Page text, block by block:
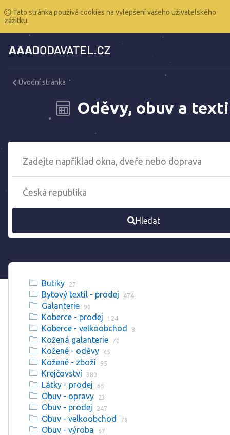
Tato stránka používá cookies na vylepšení vašeho uživatelského
zážitku.
Úvodní stránka
Oděvy, obuv a
Hledat
Butiky 27
Bytový textil - prodej 474
Galanterie 90
Koberce - prodej 124
Koberce - velkoobchod 8
Kožená galanterie 70
Kožené - oděvy 45
Kožené - zboží 95
Krejčovství 380
Látky - prodej 65
Obuv - opravy 23
Obuv - prodej 247
Obuv - velkoobchod 78
Obuv - výroba 67